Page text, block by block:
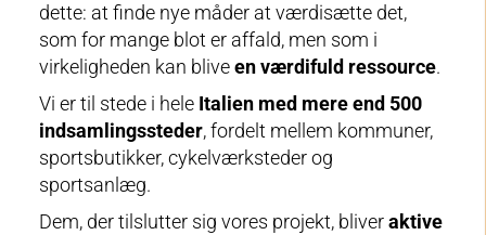
dette: at finde nye måder at værdisætte det,
som for mange blot er affald, men som i
virkeligheden kan bliveen værdifuld ressource.
Vi er til stede i hele Italien med mere end 500
indsamlingssteder, fordelt mellem kommuner,
sportsbutikker, cykelværksteder og
sportsanlæg.
Dem, der tilslutter sig vores projekt, bliveraktive